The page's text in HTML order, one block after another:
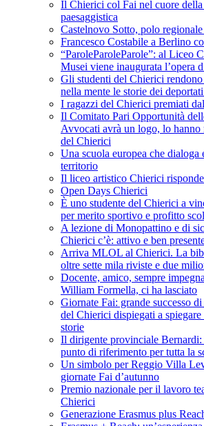
Il Chierici col Fai nel cuore della
paesaggistica
Castelnovo Sotto, polo
Francesco Costabile a Berlino
“ParoleParoleParole”: al Liceo
Musei viene inaugurata l’opera
Gli studenti del Chierici
nella mente le storie dei
I ragazzi del Chierici premiati
Il Comitato Pari Opportunità
Avvocati avrà un logo, lo hanno
del Chierici
Una scuola europea che dialoga
territorio
Il liceo artistico Chierici
Open Days Chierici
È uno studente del Chierici a
per merito sportivo e profitto
A lezione di Monopattino e di
Chierici c’è: attivo e ben
Arriva MLOL al Chierici. La
oltre sette mila riviste e due
Docente, amico, sempre
William Formella, ci ha lasciato
Giornate Fai: grande successo
del Chierici dispiegati a
storie
Il dirigente provinciale
punto di riferimento per tutta la
Un simbolo per Reggio Villa
giornate Fai d’autunno
Premio nazionale per il lavoro
Chierici
Generazione Erasmus plus